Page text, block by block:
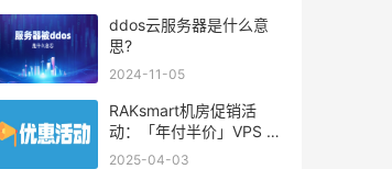
ddos云服务器是什么意
思?
2024-11-05
RAKsmart机房促销活
动：「年付半价」VPS 云
服务器仅$19.6/年起
2025-04-03